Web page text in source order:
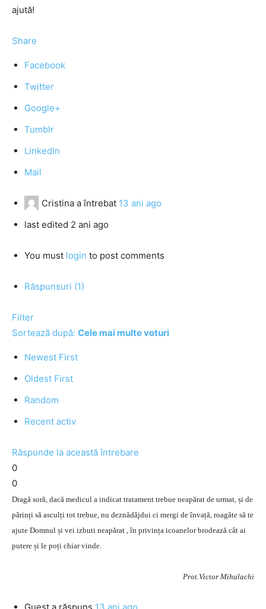
ajută!
Share
Facebook
Twitter
Google+
Tumblr
LinkedIn
Mail
Cristina a întrebat 13 ani ago
last edited 2 ani ago
You must login to post comments
Răspunsuri (1)
Filter
Sortează după: Cele mai multe voturi
Newest First
Oldest First
Random
Recent activ
Răspunde la această întrebare
0
0
Dragă soră, dacă medicul a indicat tratament trebue neapărat de urmat, și de
părinți să asculți tot trebue, nu deznădăjdui ci mergi de învață, roagăte să te
ajute Domnul și vei izbuti neapărat , în privința icoanelor brodează cât ai
putere și le poți chiar vinde.
Prot.Victor Mihalachi